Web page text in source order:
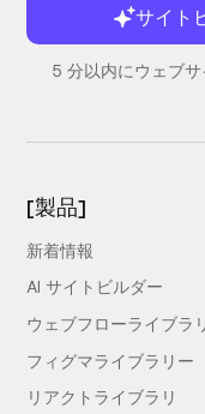
サイト
5 分以内にウェブサ
[製品]
新着情報
AI サイトビルダー
ウェブフローライブラ
フィグマライブラリー
リアクトライブラリ